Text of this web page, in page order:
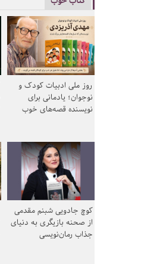
روز ملی ادبیات کودک و
نوجوان؛ یادمانی برای
نویسنده قصه‌های خوب
کوچ جادویی شبنم مقدمی
از صحنه بازیگری به دنیای
جذاب رمان‌نویسی